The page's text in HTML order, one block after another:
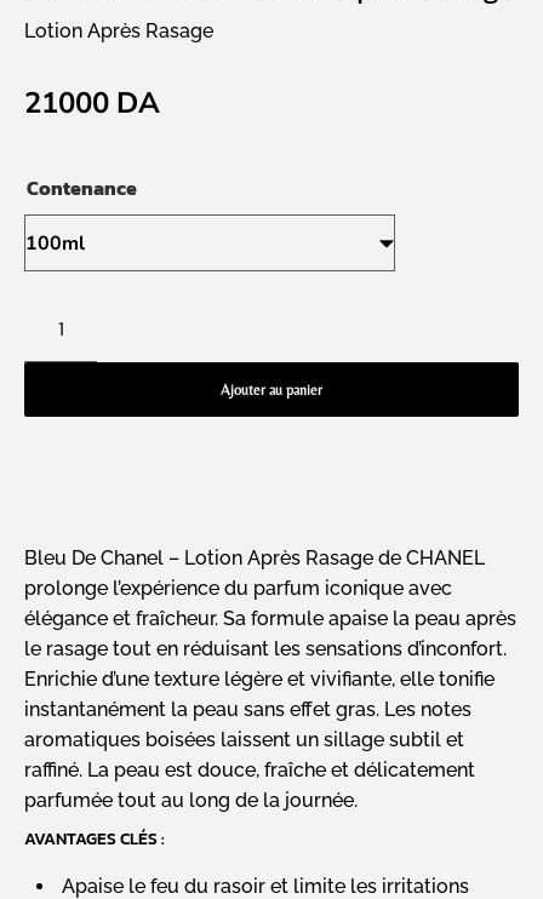
Lotion Après Rasage
21000 DA
Contenance
Ajouter au panier
Bleu De Chanel – Lotion Après Rasage de CHANEL
prolonge l’expérience du parfum iconique avec
élégance et fraîcheur. Sa formule apaise la peau après
le rasage tout en réduisant les sensations d’inconfort.
Enrichie d’une texture légère et vivifiante, elle tonifie
instantanément la peau sans effet gras. Les notes
aromatiques boisées laissent un sillage subtil et
raffiné. La peau est douce, fraîche et délicatement
parfumée tout au long de la journée.
AVANTAGES CLÉS :
Apaise le feu du rasoir et limite les irritations